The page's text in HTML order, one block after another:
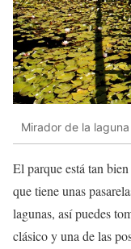
Mirador de la
El parque está tan
que tiene unas
lagunas, así puedes
clásico y una de las